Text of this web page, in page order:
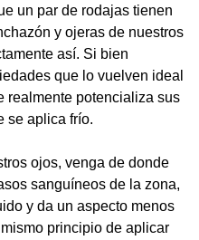
un par de rodajas tienen
y ojeras de nuestros
así. Si bien
que lo vuelven ideal
realmente potencializa sus
se aplica frío.
ojos, venga de donde
sanguíneos de la zona,
y da un aspecto menos
principio de aplicar